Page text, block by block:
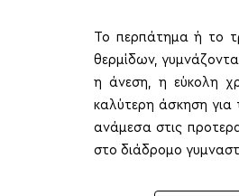
Το περπάτημα ή το
θερμίδων,
η άνεση, η εύκολη
καλύτερη άσκηση για
ανάμεσα στις
στο διάδρομο